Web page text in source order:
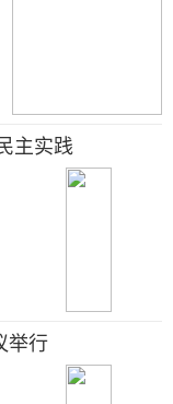
主实践
举行